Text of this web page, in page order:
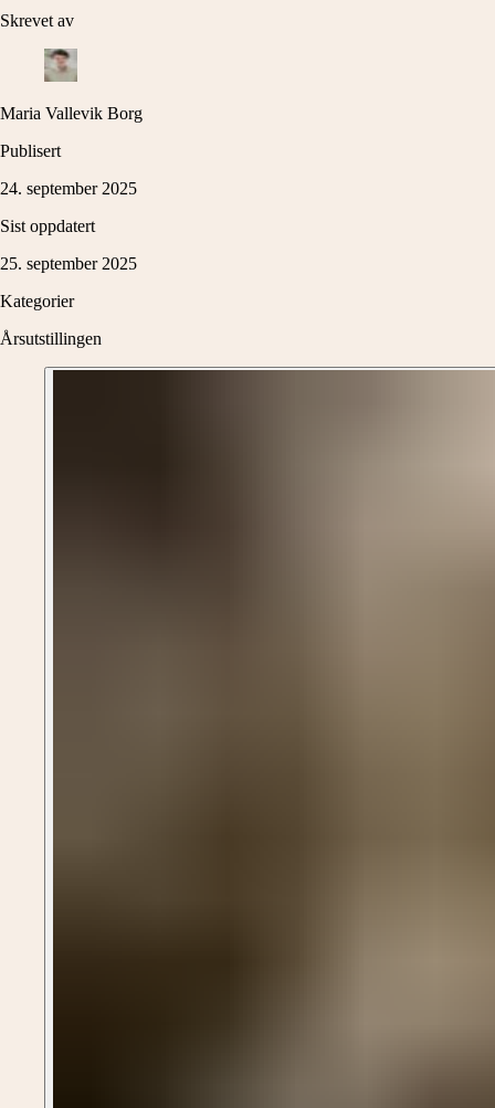
Skrevet av
Maria Vallevik Borg
Publisert
24. september 2025
Sist oppdatert
25. september 2025
Kategorier
Årsutstillingen